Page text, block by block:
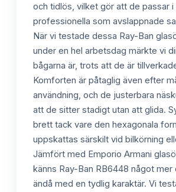
och tidlös, vilket gör att de passar i
professionella som avslappnade
När vi testade dessa Ray-Ban
under en hel arbetsdag märkte vi
bågarna är, trots att de är
Komforten är påtaglig även efter
användning, och de justerbara
att de sitter stadigt utan att glida.
brett tack vare den hexagonala
uppskattas särskilt vid bilkörning
Jämfört med Emporio Armani
känns Ray-Ban RB6448 något mer
ändå med en tydlig karaktär. Vi